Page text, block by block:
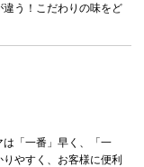
う！こだわりの味をど
「一番」早く、「一
やすく、お客様に便利